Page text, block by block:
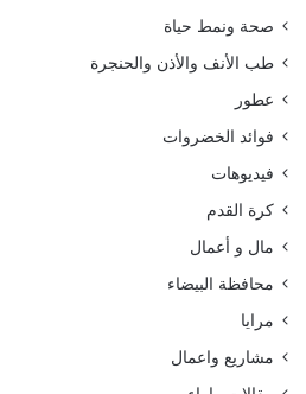
صحة ونمط حياة
طب الأنف والأذن والحنجرة
عطور
فوائد الخضروات
فيديوهات
كرة القدم
مال و أعمال
محافظة البيضاء
مرايا
مشاريع واعمال